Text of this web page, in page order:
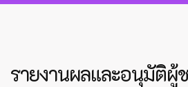
รายงานผลและอนุมัติผู้